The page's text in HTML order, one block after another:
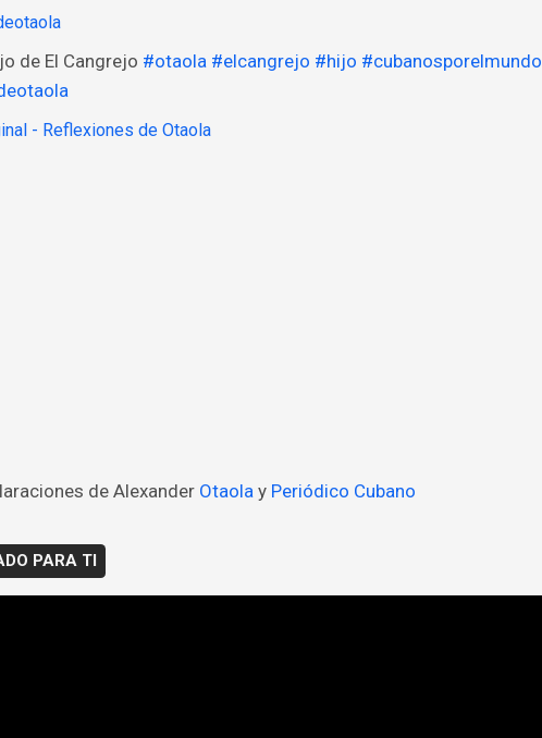
de El Cangrejo #otaola #elcangrejo #hijo #cubanosporelmundo
- Reflexiones de Otaola
de Alexander Otaolay Periódico Cubano
PARA TI